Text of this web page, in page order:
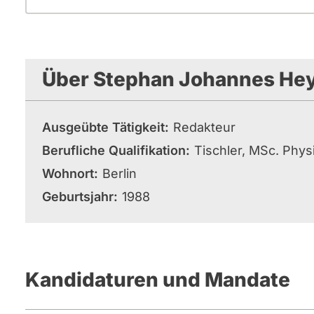
Über Stephan Johannes
Ausgeübte Tätigkeit
Redakteur
Berufliche Qualifikation
Tischler, MSc.
Wohnort
Berlin
Geburtsjahr 1988
Kandidaturen und Mandate